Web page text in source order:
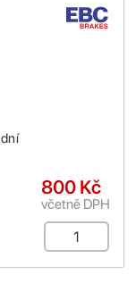
800 Kč
včetně DPH